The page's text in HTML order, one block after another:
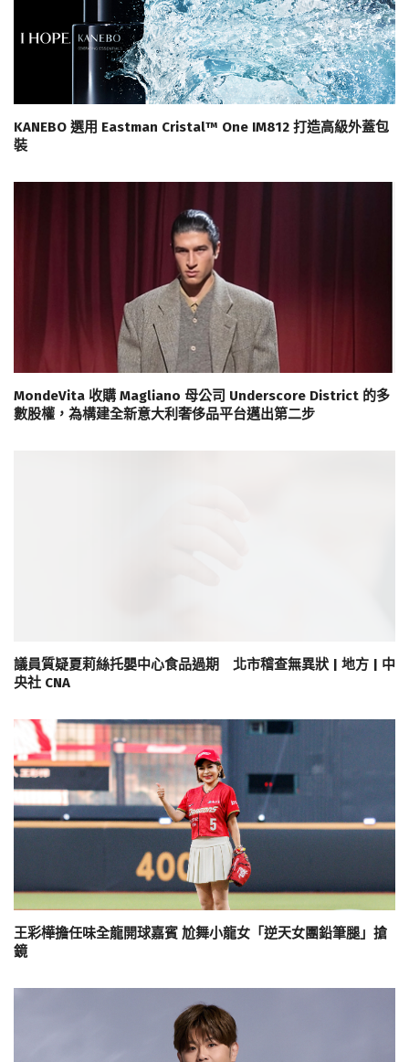
KANEBO 選用 Eastman Cristal™ One IM812 打造高級外蓋包
裝
MondeVita 收購 Magliano 母公司 Underscore District 的多
數股權，為構建全新意大利奢侈品平台邁出第二步
議員質疑夏莉絲托嬰中心食品過期 北市稽查無異狀 | 地方 | 中
央社 CNA
王彩樺擔任味全龍開球嘉賓 尬舞小龍女「逆天女團鉛筆腿」搶
鏡